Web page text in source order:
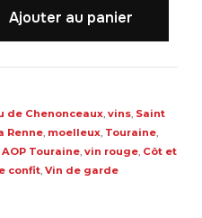
Ajouter au panier
de Chenonceaux, vins, Saint
Renne, moelleux, Touraine,
AOP Touraine, vin rouge, Côt et
confit, Vin de garde